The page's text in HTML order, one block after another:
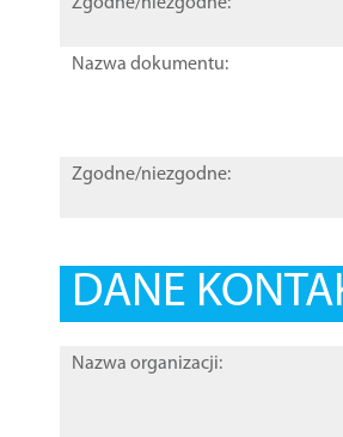
Nazwa dokumentu:
Zgodne/niezgodne:
DANE
Nazwa organizacji: